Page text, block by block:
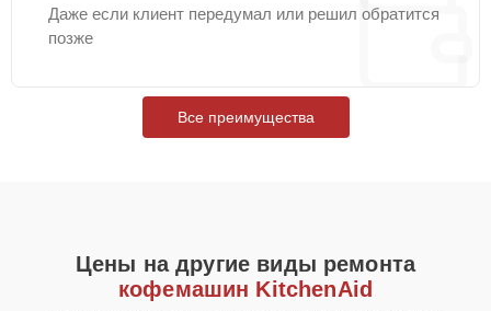
Даже если клиент передумал или решил обратится
позже
Все преимущества
Цены на другие виды ремонта
кофемашин KitchenAid